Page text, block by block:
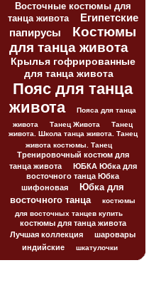
Восточные костюмы для
танца живота
Египетские
папирусы
Костюмы
для танца живота
Крылья гофрированные
для танца живота
Пояс для танца
живота
Пояса для танца
живота
Танец Живота
Танец
живота. Школа танца живота. Танец
живота костюмы. Танец
Тренировочный костюм для
танца живота
ЮБКА Юбка для
восточного танца Юбка
шифоновая
Юбка для
восточного танца
костюмы
для восточных танцев купить
костюмы для танца живота
Лучшая коллекция
шаровары
индийские
шкатулочки